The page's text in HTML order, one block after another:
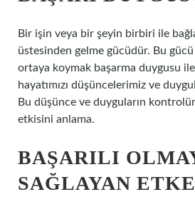
Bir işin veya bir şeyin birbiri ile
üstesinden gelme gücüdür. Bu
ortaya koymak başarma duygusu
hayatımızı düşüncelerimiz ve
Bu düşünce ve duyguların
etkisini anlama.
BAŞARILI
SAĞLAYAN